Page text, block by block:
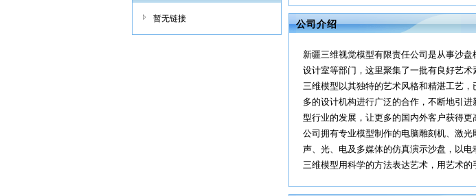
暂无链接 公司介绍
新疆三维视觉模型有限责任公司是从事沙
设计室等部门，这里聚集了一批有良好艺
三维模型以其独特的艺术风格和精湛工艺
多的设计机构进行广泛的合作，不断地引
型行业的发展，让更多的国内外客户获得更
公司拥有专业模型制作的电脑雕刻机、激
声、光、电及多媒体的仿真演示沙盘，以电
三维模型用科学的方法表达艺术，用艺术